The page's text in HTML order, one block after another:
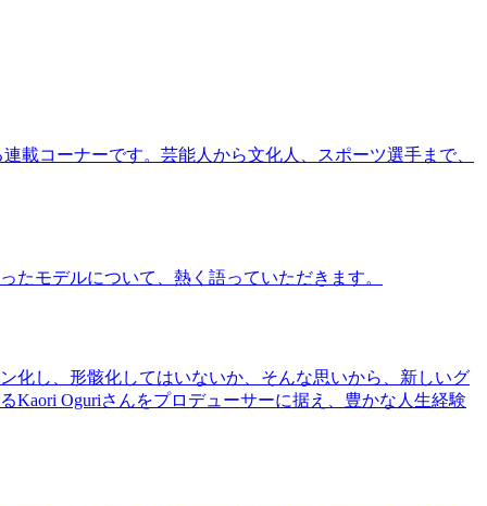
載コーナーです。芸能人から文化人、スポーツ選手まで、
モデルについて、熱く語っていただきます。
化し、形骸化してはいないか、そんな思いから、新しいグ
Oguriさんをプロデューサーに据え、豊かな人生経験